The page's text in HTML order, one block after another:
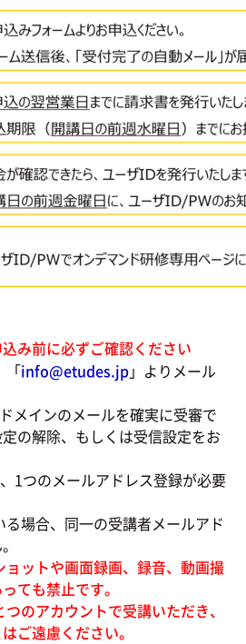
み前に必ずご確認ください
「info@etudes.jp」よりメール
ドメインのメールを確実に受審で
の解除、もしくは受信設定をお
1つのメールアドレス登録が必要
合、同一の受講者メールアド
ットや画面録画、録音、動画撮
ても禁止です。
のアカウントで受講いただき、
ご遠慮ください。